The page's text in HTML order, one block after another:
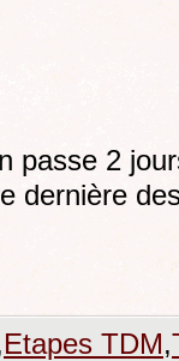
passe 2
dernière
Etapes TDM,